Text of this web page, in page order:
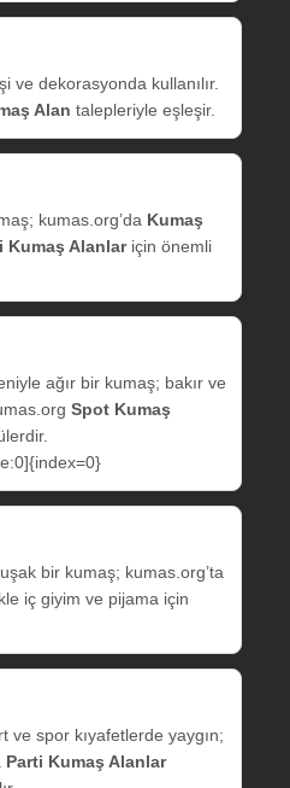
ve dekorasyonda kullanılır.
Alan talepleriyle eşleşir.
kumas.org’da Kumaş
Kumaş Alanlariçin önemli
ağır bir kumaş; bakır ve
Spot Kumaş
bir kumaş; kumas.org’ta
iç giyim ve pijama için
ve spor kıyafetlerde yaygın;
Parti Kumaş Alanlar